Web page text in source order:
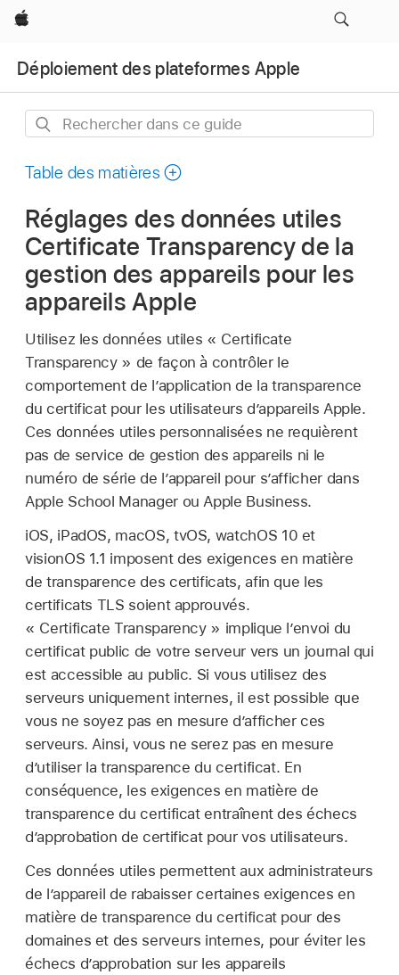
Apple
Déploiement des plateformes Apple
Rechercher
ce
Table des matières
Réglages des données utiles
Certificate Transparency de la
gestion des appareils pour les
appareils Apple
Utilisez les données utiles « Certificate
Transparency » de façon à contrôler le
comportement de l’application de la transparence
du certificat pour les utilisateurs d’appareils Apple.
Ces données utiles personnalisées ne requièrent
pas de service de gestion des appareils ni le
numéro de série de l’appareil pour s’afficher dans
Apple School Manager ou Apple Business.
iOS, iPadOS, macOS, tvOS, watchOS 10 et
visionOS 1.1 imposent des exigences en matière
de transparence des certificats, afin que les
certificats TLS soient approuvés.
« Certificate Transparency » implique l’envoi du
certificat public de votre serveur vers un journal qui
est accessible au public. Si vous utilisez des
serveurs uniquement internes, il est possible que
vous ne soyez pas en mesure d’afficher ces
serveurs. Ainsi, vous ne serez pas en mesure
d’utiliser la transparence du certificat. En
conséquence, les exigences en matière de
transparence du certificat entraînent des échecs
d’approbation de certificat pour vos utilisateurs.
Ces données utiles permettent aux administrateurs
de l’appareil de rabaisser certaines exigences en
matière de transparence du certificat pour des
domaines et des serveurs internes, pour éviter les
échecs d’approbation sur les appareils